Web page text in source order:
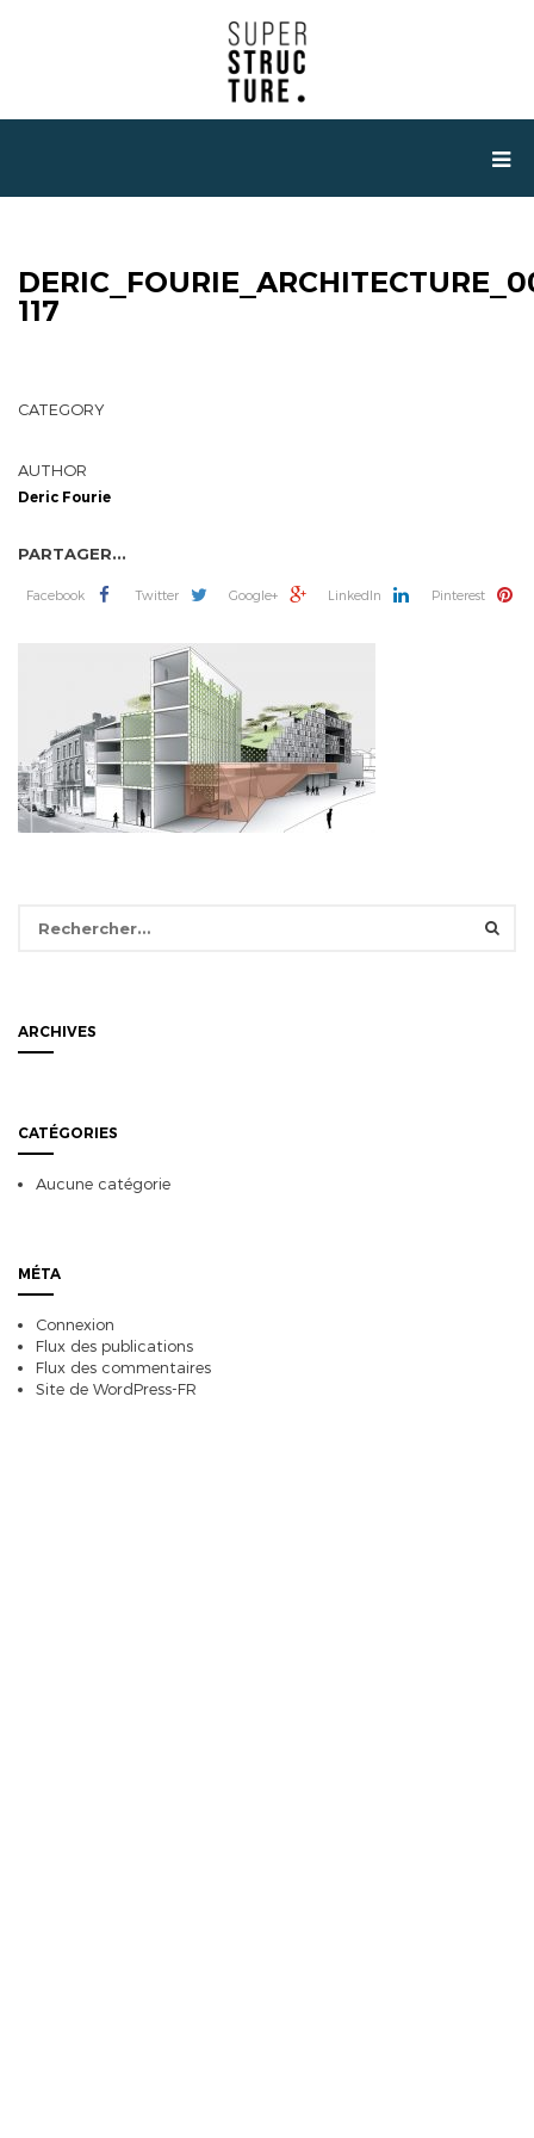
117
CATEGORY
AUTHOR
Deric Fourie
PARTAGER...
Facebook Twitter Google+ LinkedIn Pinterest
ARCHIVES
CATÉGORIES
Aucune catégorie
MÉTA
Connexion
Flux des publications
Flux des commentaires
Site de WordPress-FR